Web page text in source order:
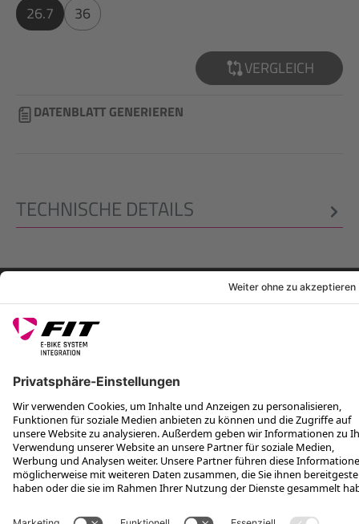
26.7 36
VERGLEICH
DATENBLATT GENERIEREN
TECHNISCHE DETAILS
SERVICES
FOLGE UNS AUF